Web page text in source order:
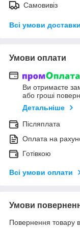
Самовивіз
Всі умови доставки
Умови оплати
Ви отримаєте
або гроші
Детальніше
Післяплата
Оплата на
Готівкою
Всі умови оплати
Умови
Повернення товару